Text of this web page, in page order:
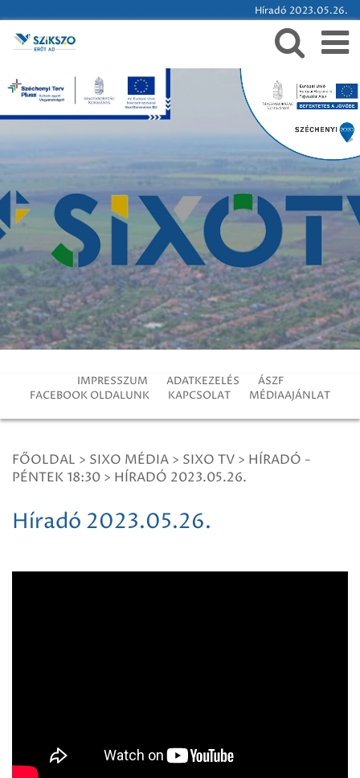
Híradó 2023.05.26.
IMPRESSZUM ADATKEZELÉS
ÁSZF
FACEBOOK OLDALUNK
KAPCSOLAT MÉDIAAJÁNLAT
FŐOLDAL > SIXO MÉDIA > SIXO TV > HÍRADÓ -
PÉNTEK 18:30 > HÍRADÓ 2023.05.26.
Híradó 2023.05.26.